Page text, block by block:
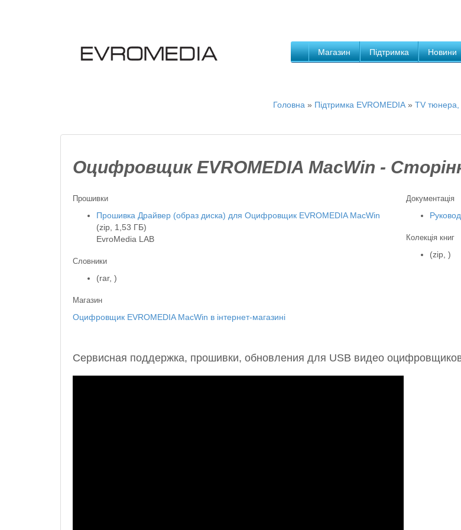
Магазин Підтримка Новини
Головна » Підтримка EVROMEDIA » TV тюнера,
Оцифровщик EVROMEDIA MacWin -
Прошивки
Прошивка Драйвер (образ диска) для Оцифровщик EVROMEDIA MacWin
(zip, 1,53 ГБ)
EvroMedia LAB
Словники
(rar, )
Магазин
Оцифровщик EVROMEDIA MacWin в інтернет-магазині
Документація
Колекція книг
(zip, )
Сервисная поддержка, прошивки, обновления для USB видео